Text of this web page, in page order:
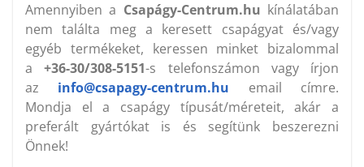
Amennyiben a Csapágy-Centrum.hu kínálatában
nem találta meg a keresett csapágyat és/vagy
egyéb termékeket, keressen minket bizalommal
a+36-30/308-5151-s telefonszámon vagy írjon
az info@csapagy-centrum.hu email címre.
Mondja el a csapágy típusát/méreteit, akár a
preferált gyártókat is és segítünk beszerezni
Önnek!